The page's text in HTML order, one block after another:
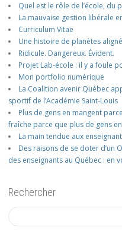
Quel est le rôle de l’école, du
La mauvaise gestion libérale
Curriculum Vitae
Une histoire de planètes
Ridicule. Dangereux. Évident.
Projet Lab-école : il y a foule
Mon portfolio numérique
La Coalition avenir Québec
sportif de l’Académie Saint-Louis
Plus de gens en mangent
fraîche parce que plus de gens
La main tendue aux
Des raisons de se doter d’un
des enseignants au Québec : en
Rechercher